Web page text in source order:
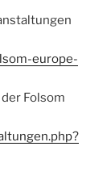
europe-
Folsom